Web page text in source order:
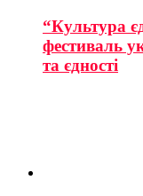
“Культура
фестиваль
та єдності